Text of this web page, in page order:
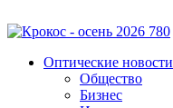
Оптические новости
Общество
Бизнес